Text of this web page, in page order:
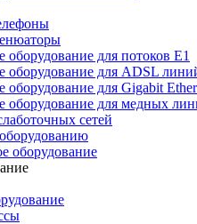
оборудование для потоков Е1
оборудование для ADSL
оборудование для Gigabit
оборудование для медных
сетей
оборудование